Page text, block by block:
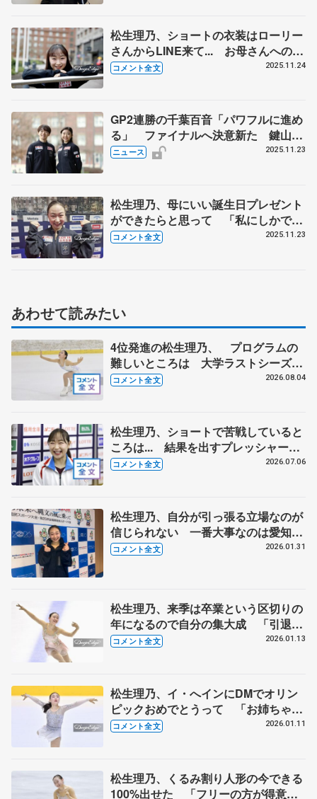
松生理乃、ショートの衣装はローリー
さんからLINE来て... お母さんへのお
土産探しでスタバ、ムーミン、マリメ
コメント全文 2025.11.24
GP2連勝の千葉百音「パワフルに進め
る」 ファイナルへ決意新た 鍵山優
真は反省 松生理乃「全日本でもいい
ニュース 2025.11.23
松生理乃、母にいい誕生日プレゼント
ができたらと思って 「私にしかでき
ない滑りがあるよ」って励ましてくれ
コメント全文 2025.11.23
あわせて読みたい
4位発進の松生理乃、 プログラムの
難しいところは 大学ラストシーズン
に思い 【みなとアクルス杯SP】
コメント全文 2026.08.04
松生理乃、ショートで苦戦していると
ころは... 結果を出すプレッシャーと
出場できるうれしさと 【全日本シニ
コメント全文 2026.07.06
松生理乃、自分が引っ張る立場なのが
信じられない 一番大事なのは愛知県
で優勝を目指すことなので【国民スポ
コメント全文 2026.01.31
松生理乃、来季は卒業という区切りの
年になるので自分の集大成 「引退す
るにしてもしないにしてもやり切った
コメント全文 2026.01.13
松生理乃、イ・へインにDMでオリン
ピックおめでとうって 「お姉ちゃ
ん」と言ってくれてかわいい【日本学
コメント全文 2026.01.11
松生理乃、くるみ割り人形の今できる
100%出せた 「フリーの方が得意な